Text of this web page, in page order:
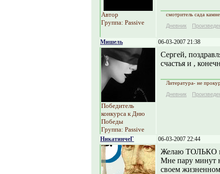
Автор
Группа: Passive
смотритель сада
Дневник
Мишель 06-03-2007 21:38
Победитель
конкурса к Дню
Победы
Группа: Passive
Сергей,
счастья и ,
Литература- не
Дневник
НикатинчеГ 06-03-2007 22:44
Желаю ТОЛЬКО
Мне пару минут
своем